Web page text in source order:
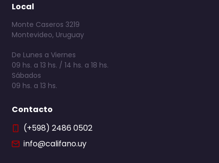
Local
Monte Caseros 3219
Montevideo, Uruguay
De Lunes a Viernes
09 hs. a 13 hs. / 14 hs. a 18 hs.
Sábados
09 hs. a 13 hs.
Contacto
(+598) 2486 0502
info@califano.uy